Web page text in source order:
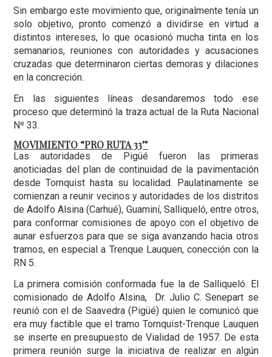
Sin embargo este movimiento que, originalmente tenía un
solo objetivo, pronto comenzó a dividirse en virtud a
distintos intereses, lo que ocasionó mucha tinta en los
semanarios, reuniones con autoridades y acusaciones
cruzadas que determinaron ciertas demoras y dilaciones
en la concreción.
En las siguientes líneas desandaremos todo ese
proceso que determinó la traza actual de la Ruta Nacional
Nº 33.
MOVIMIENTO “PRO RUTA 33”
Las autoridades de Pigüé fueron las primeras
anoticiadas del plan de continuidad de la pavimentación
desde Tornquist hasta su localidad. Paulatinamente se
comienzan a reunir vecinos y autoridades de los distritos
de Adolfo Alsina (Carhué), Guaminí, Salliqueló, entre otros,
para conformar comisiones de apoyo con el objetivo de
aunar esfuerzos para que se siga avanzando hacia otros
tramos, en especial a Trenque Lauquen, conección con la
RN 5.
La primera comisión conformada fue la de Salliqueló. El
comisionado de Adolfo Alsina, Dr. Julio C. Senepart se
reunió con el de Saavedra (Pigüé) quien le comunicó que
era muy factible que el tramo Tornquist-Trenque Lauquen
se inserte en presupuesto de Vialidad de 1957. De esta
primera reunión surge la iniciativa de realizar en algún